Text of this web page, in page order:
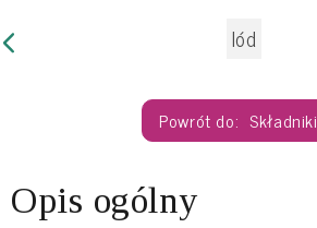
lód
Składniki
Opis ogólny